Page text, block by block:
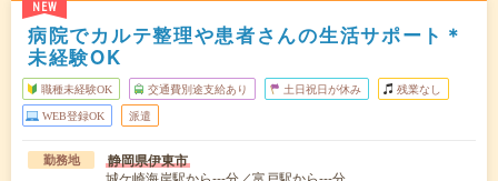
NEW
病院でカルテ整理や患者さんの生活サポート＊
未経験OK
職種未経験OK 交通費別途支給あり 土日祝日が休み 残業なし
WEB登録OK 派遣
勤務地 静岡県伊東市